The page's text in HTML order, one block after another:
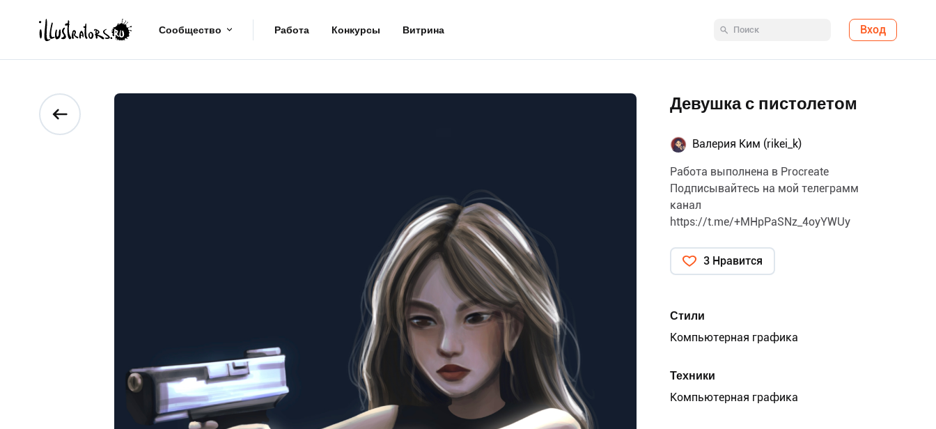
Сообщество Работа Конкурсы Витрина Вход
Девушка с пистолетом
Валерия Ким (rikei_k)
Работа выполнена в Procreate
Подписывайтесь на мой телеграмм
канал
https://t.me/+MHpPaSNz_4oyYWUy
3 Нравится
Стили
Компьютерная графика
Техники
Компьютерная графика